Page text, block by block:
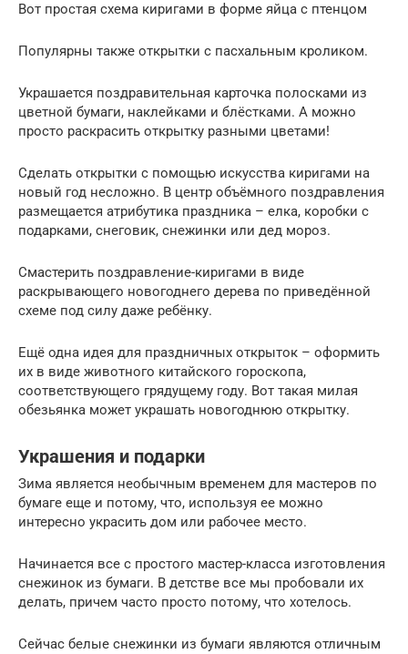
Вот простая схема киригами в форме яйца с птенцом
Популярны также открытки с пасхальным кроликом.
Украшается поздравительная карточка полосками из
цветной бумаги, наклейками и блёстками. А можно
просто раскрасить открытку разными цветами!
Сделать открытки с помощью искусства киригами на
новый год несложно. В центр объёмного поздравления
размещается атрибутика праздника – елка, коробки с
подарками, снеговик, снежинки или дед мороз.
Смастерить поздравление-киригами в виде
раскрывающего новогоднего дерева по приведённой
схеме под силу даже ребёнку.
Ещё одна идея для праздничных открыток – оформить
их в виде животного китайского гороскопа,
соответствующего грядущему году. Вот такая милая
обезьянка может украшать новогоднюю открытку.
Украшения и подарки
Зима является необычным временем для мастеров по
бумаге еще и потому, что, используя ее можно
интересно украсить дом или рабочее место.
Начинается все с простого мастер-класса изготовления
снежинок из бумаги. В детстве все мы пробовали их
делать, причем часто просто потому, что хотелось.
Сейчас белые снежинки из бумаги являются отличным